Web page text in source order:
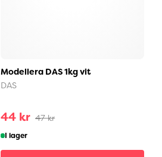
Modellera DAS 1kg vit
DAS
44 kr 47 kr
I lager